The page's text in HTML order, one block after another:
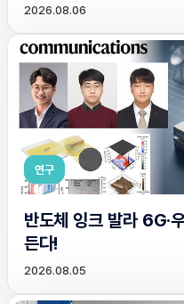
2026.08.06
연구
반도체 잉크 발라 6G·
든다!
2026.08.05